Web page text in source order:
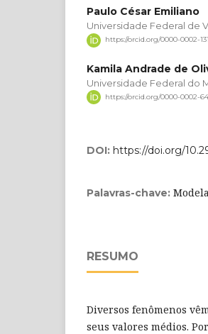
Paulo César Emiliano
Universidade Federal de
https://orcid.org/0000-0002-
Kamila Andrade de
Universidade Federal do
https://orcid.org/0000-0002-
DOI: https://doi.org/
Palavras-chave:
RESUMO
Diversos fenômenos
seus valores médios.